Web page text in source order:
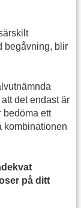
begåvning, blir
det endast är
bedöma ett
kombinationen
på ditt